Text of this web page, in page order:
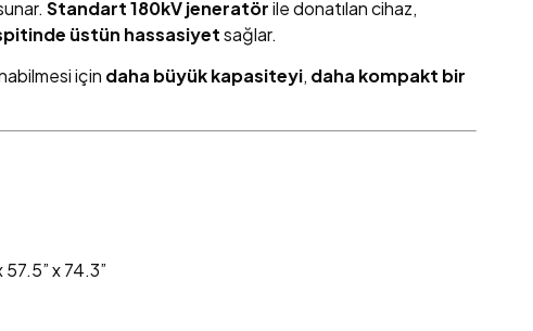
Standart 180kV jeneratörile donatılan cihaz,
üstün hassasiyetsağlar.
için daha büyük kapasiteyi, daha kompakt bir
x 74.3”